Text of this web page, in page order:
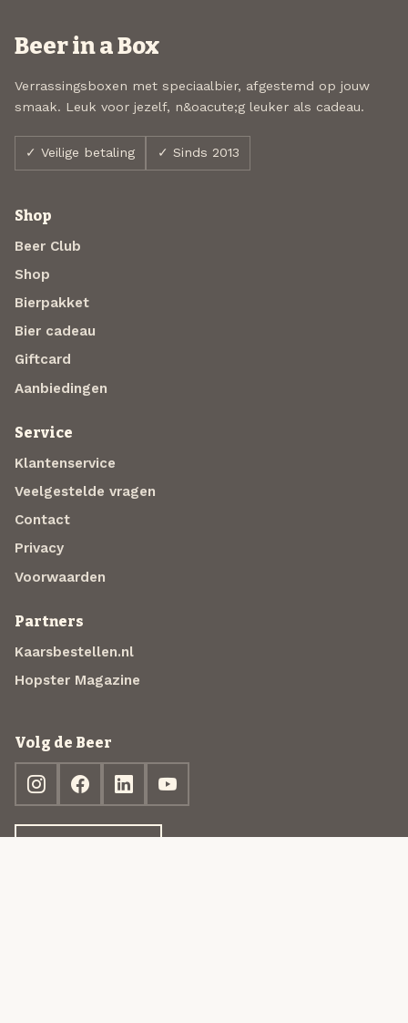
Beer in a Box
Verrassingsboxen met speciaalbier, afgestemd op jouw
smaak. Leuk voor jezelf, n&oacute;g leuker als cadeau.
✓ Veilige betaling ✓ Sinds 2013
Shop
Beer Club
Shop
Bierpakket
Bier cadeau
Giftcard
Aanbiedingen
Service
Klantenservice
Veelgestelde vragen
Contact
Privacy
Voorwaarden
Partners
Kaarsbestellen.nl
Hopster Magazine
Volg de Beer